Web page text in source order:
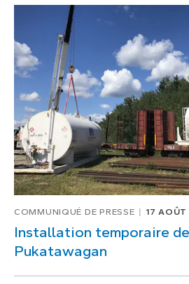
COMMUNIQUÉ DE PRESSE 17
Installation temporaire
Pukatawagan